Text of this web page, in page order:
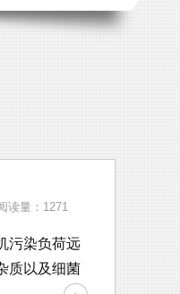
读量：1271
污染负荷远
质以及细菌